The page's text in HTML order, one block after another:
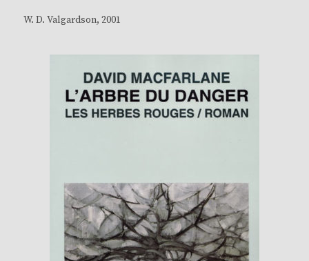
W. D. Valgardson, 2001